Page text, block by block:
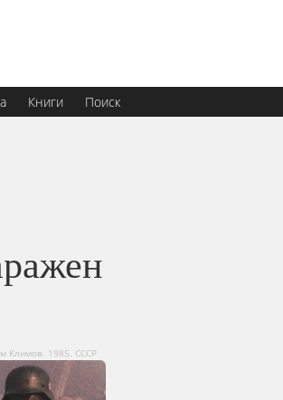
Книги Поиск
Климов. 1985. СССР